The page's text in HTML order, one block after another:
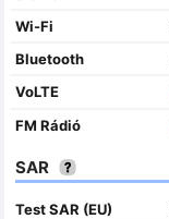
Wi-Fi
Bluetooth
VoLTE
FM Rádió
SAR
Test SAR (EU)